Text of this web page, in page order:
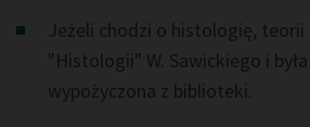
Jeżeli chodzi o histologię, teorii
"Histologii" W. Sawickiego i
wypożyczona z biblioteki.